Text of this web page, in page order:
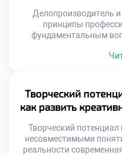
Делопроизводитель
принципы
фундаментальным
сегодня
определяют качество
Доверие к сотруднику
принципах. Репутация
поведения
Творческий
как развить
Творческий
несовместимыми
реальности